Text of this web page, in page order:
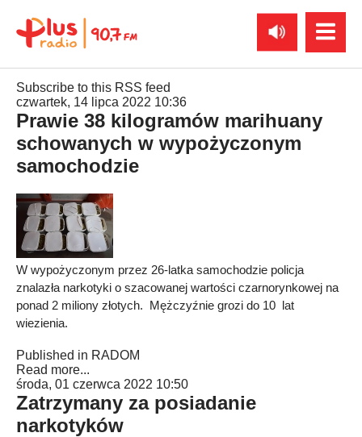
Subscribe to this RSS feed
czwartek, 14 lipca 2022 10:36
Prawie 38 kilogramów marihuany
schowanych w wypożyczonym
samochodzie
W wypożyczonym przez 26-latka samochodzie policja
znalazła narkotyki o szacowanej wartości czarnorynkowej na
ponad 2 miliony złotych. Mężczyźnie grozi do 10 lat
wiezienia.
Published in RADOM
Read more...
środa, 01 czerwca 2022 10:50
Zatrzymany za posiadanie
narkotyków